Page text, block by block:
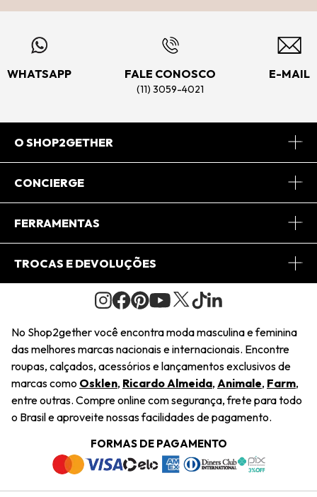
WHATSAPP FALE CONOSCO
(11) 3059-4021
E-MAIL
O SHOP2GETHER
Sobre Nós
Journal
Saiu na Mídia
Sustentabilidade
Navegando
Termos e Condições
Trabalhe Conosco
CONCIERGE
Central de Relacionamento
Regulamento e Promoções
FERRAMENTAS
Minha Conta
Pedido de Presente
Wishlist
TROCAS E DEVOLUÇÕES
Condições Gerais
Troca Fácil
Restituição de Pagamento
Dúvidas Frequentes
Termos e Condições
Política de Privacidade
No Shop2gether você encontra moda masculina e feminina
das melhores marcas nacionais e internacionais. Encontre
roupas, calçados, acessórios e lançamentos exclusivos de
marcas como Osklen, Ricardo Almeida, Animale, Farm,
entre outras. Compre online com segurança, frete para todo
o Brasil e aproveite nossas facilidades de pagamento.
FORMAS DE PAGAMENTO